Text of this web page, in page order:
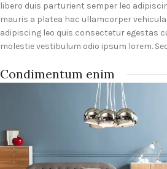
libero duis parturient semper leo
mauris a platea hac ullamcorper
adipiscing leo quis consectetur egestas
molestie vestibulum odio ipsum lorem.
Condimentum enim